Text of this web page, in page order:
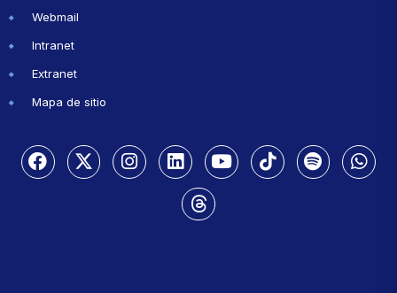
Webmail
Intranet
Extranet
Mapa de sitio